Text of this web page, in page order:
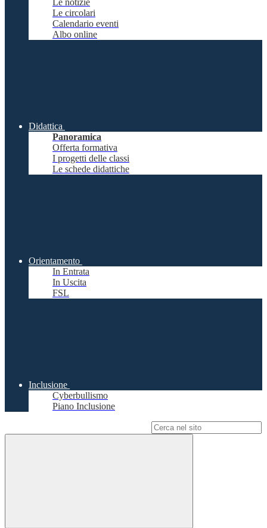
Le notizie
Le circolari
Calendario eventi
Albo online
Didattica
Panoramica
Offerta formativa
I progetti delle classi
Le schede didattiche
Orientamento
In Entrata
In Uscita
FSL
Inclusione
Cyberbullismo
Piano Inclusione